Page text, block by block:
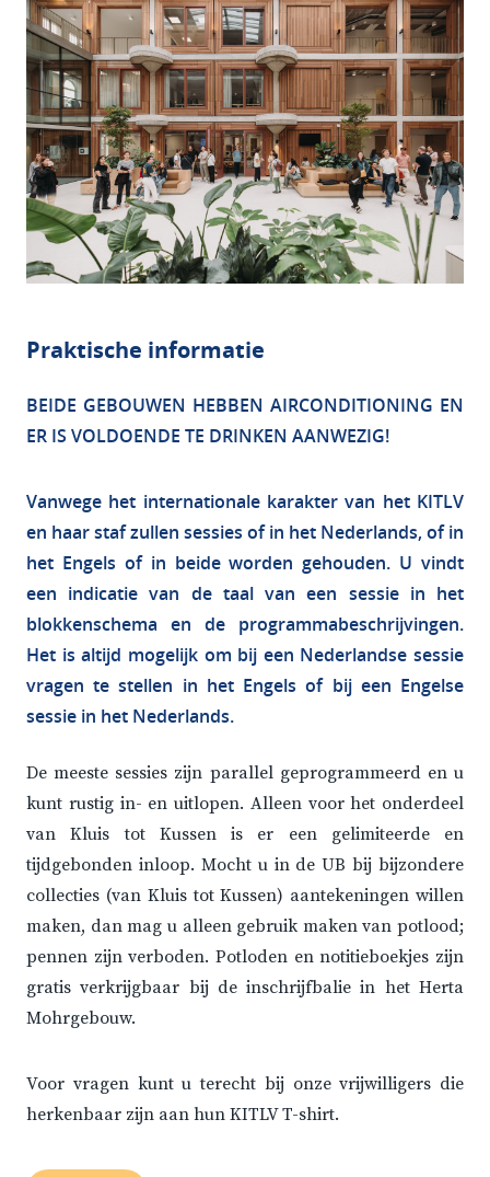
Praktische informatie
BEIDE GEBOUWEN HEBBEN AIRCONDITIONING EN
ER IS VOLDOENDE TE DRINKEN AANWEZIG!
Vanwege het internationale karakter van het KITLV
en haar staf zullen sessies of in het Nederlands, of in
het Engels of in beide worden gehouden. U vindt
een indicatie van de taal van een sessie in het
blokkenschema en de programmabeschrijvingen.
Het is altijd mogelijk om bij een Nederlandse sessie
vragen te stellen in het Engels of bij een Engelse
sessie in het Nederlands.
De meeste sessies zijn parallel geprogrammeerd en u
kunt rustig in- en uitlopen. Alleen voor het onderdeel
van Kluis tot Kussen is er een gelimiteerde en
tijdgebonden inloop. Mocht u in de UB bij bijzondere
collecties (van Kluis tot Kussen) aantekeningen willen
maken, dan mag u alleen gebruik maken van potlood;
pennen zijn verboden. Potloden en notitieboekjes zijn
gratis verkrijgbaar bij de inschrijfbalie in het Herta
Mohrgebouw.
Voor vragen kunt u terecht bij onze vrijwilligers die
herkenbaar zijn aan hun KITLV T-shirt.